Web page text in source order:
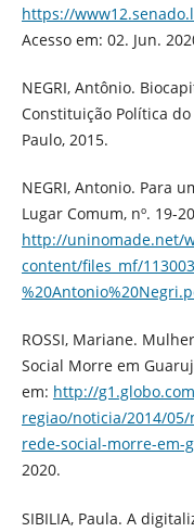
https://
Acesso em: 02. Jun.
NEGRI, Antônio.
Constituição Política
Paulo, 2015.
NEGRI, Antonio. Para
Lugar Comum, nº. 19-
http://uninomade.net/
content/files_mf/
ROSSI, Mariane.
Social Morre em
em: http://
regiao/noticia/2014/
rede-social-morre-em-
2020.
SIBILIA, Paula. A